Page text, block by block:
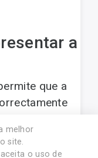
melhor
site.
o uso de
a
que a
Lda..
nº4438